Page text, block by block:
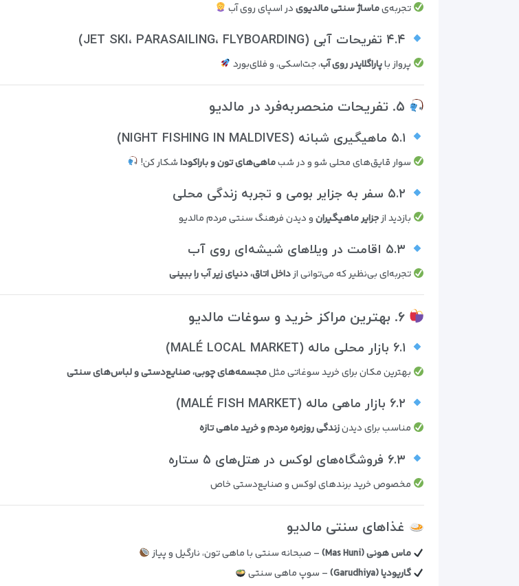
تجربه‌یماساژ سنتی مالدیویدر اسپای روی آب
پرواز باپاراگلایدر روی آب، جت‌اسکی، و فلای‌بورد
سوار قایق‌های محلی شو و در شبماهی‌های تون و باراکوداشکار کن!
بازدید ازجزایر ماهیگیرانو دیدن فرهنگ سنتی مردم مالدیو
تجربه‌ای بی‌نظیر که می‌توانی ازداخل اتاق، دنیای زیر آب را ببینی
۶. بهترین مراکز خرید و سوغات مالدیو
بهترین مکان برای خرید سوغاتی مثلمجسمه‌های چوبی، صنایع‌دستی و لباس‌های سنتی
مناسب برای دیدنزندگی روزمره مردم و خرید ماهی تازه
مخصوص خرید برندهای لوکس و صنایع‌دستی خاص
غذاهای سنتی مالدیو
ماس هونی (Mas Huni)
– صبحانه سنتی با ماهی تون، نارگیل و پیاز
گاریودیا (Garudhiya)
– سوپ ماهی سنتی